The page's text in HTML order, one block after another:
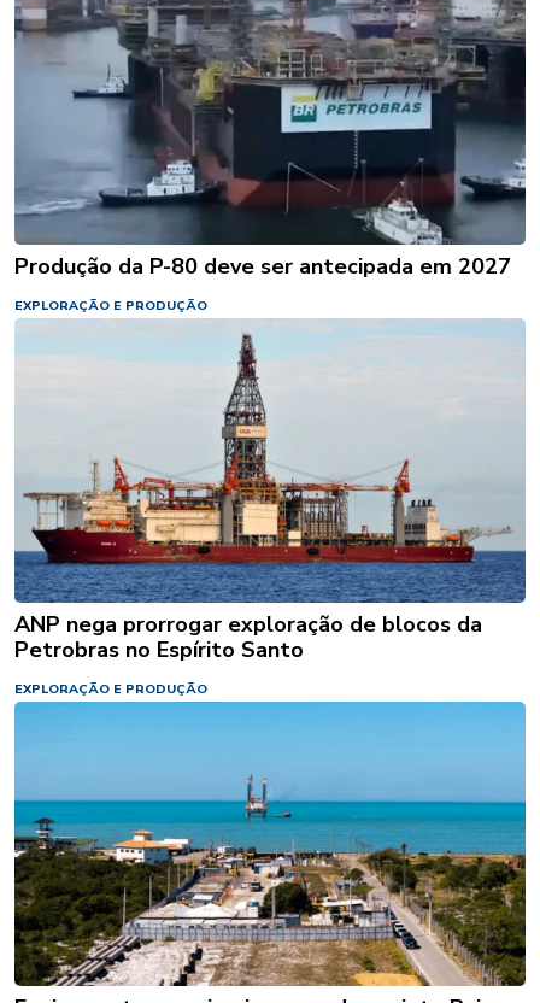
Produção da P-80 deve ser antecipada em 2027
EXPLORAÇÃO E PRODUÇÃO
ANP nega prorrogar exploração de blocos da
Petrobras no Espírito Santo
EXPLORAÇÃO E PRODUÇÃO